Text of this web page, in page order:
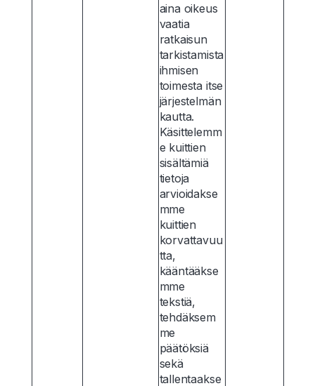
aina oikeus
vaatia
ratkaisun
tarkistamista
ihmisen
toimesta itse
järjestelmän
kautta.
Käsittelemm
e kuittien
sisältämiä
tietoja
arvioidakse
mme
kuittien
korvattavuu
tta,
kääntääkse
mme
tekstiä,
tehdäksem
me
päätöksiä
sekä
tallentaakse